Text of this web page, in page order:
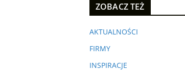
ZOBACZ TEŻ
AKTUALNOŚCI
FIRMY
INSPIRACJE